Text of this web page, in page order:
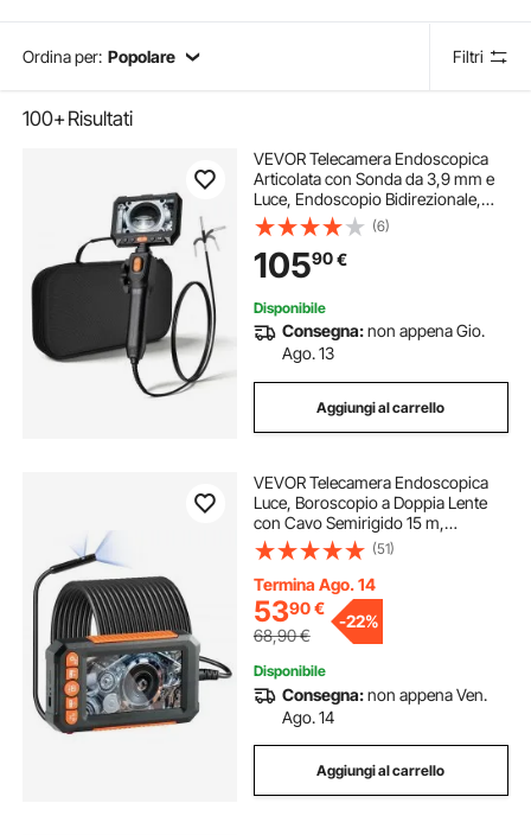
Ordina per: Popolare Filtri
100+Risultati
VEVOR Telecamera Endoscopica
Articolata con Sonda da 3,9 mm e
Luce, Endoscopio Bidirezionale,
Schermo IPS HD da 5'', Zoom 8x,
Batteria da 5000 mAh, Cavo
Impermeabile IP67 da 1,5 m, per
Auto Idraulica
(6)
10590€
Disponibile
Consegna:non appena Gio.
Ago. 13
Aggiungi al carrello
VEVOR Telecamera Endoscopica
Luce, Boroscopio a Doppia Lente
con Cavo Semirigido 15 m,
Schermo 109 mm 1080P Luci LED
Zoom 4X, Telecamera a Serpente
Impermeabile IP67, Idraulica
Telecamera Ispezione
(51)
Termina Ago. 14
5390€
68,90€
-22%
Disponibile
Consegna:non appena Ven.
Ago. 14
Aggiungi al carrello